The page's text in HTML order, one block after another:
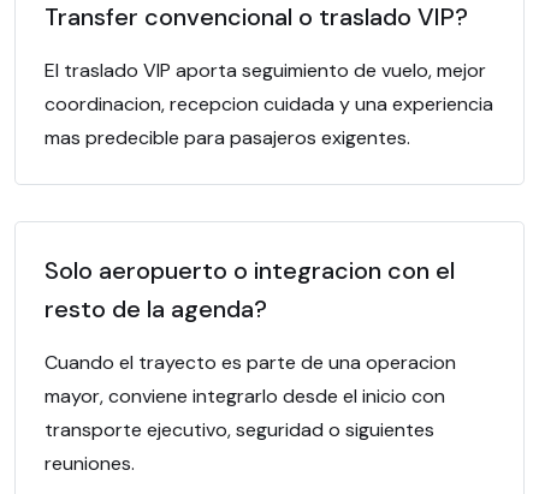
Transfer convencional o traslado VIP?
El traslado VIP aporta seguimiento de vuelo, mejor
coordinacion, recepcion cuidada y una experiencia
mas predecible para pasajeros exigentes.
Solo aeropuerto o integracion con el
resto de la agenda?
Cuando el trayecto es parte de una operacion
mayor, conviene integrarlo desde el inicio con
transporte ejecutivo, seguridad o siguientes
reuniones.